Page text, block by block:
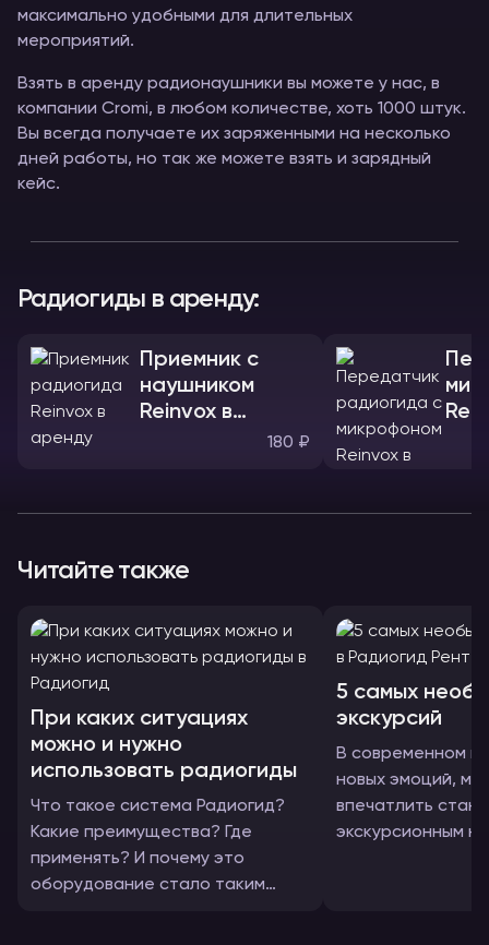
максимально удобными для длительных
мероприятий.
Взять в аренду радионаушники вы можете у нас, в
компании Cromi, в любом количестве, хоть 1000 штук.
Вы всегда получаете их заряженными на несколько
дней работы, но так же можете взять и зарядный
кейс.
Радиогиды в аренду:
Приемник с
наушником
Reinvox в
180 ₽
Читайте также
При каких ситуациях
можно и нужно
использовать радиогиды
Что такое система Радиогид?
Какие преимущества? Где
применять? И почему это
оборудование стало таким
5 самых
экскурсий
В современном
новых эмоций,
впечатлить
экскурсионным